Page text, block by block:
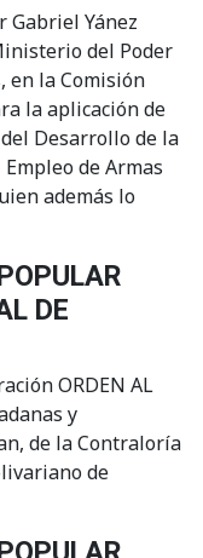
Gabriel Yánez
del Poder
en la Comisión
la aplicación de
Desarrollo de la
de Armas
además lo
DE
ORDEN AL
y
de la Contraloría
de